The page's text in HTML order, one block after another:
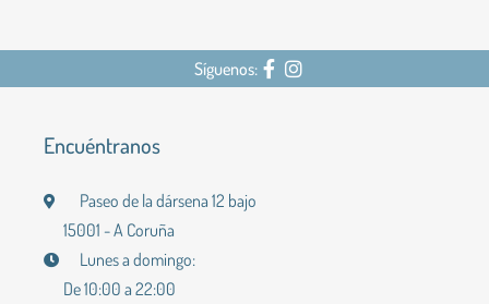
Síguenos:
Encuéntranos
Paseo de la dársena 12 bajo
15001 - A Coruña
Lunes a domingo:
De 10:00 a 22:00